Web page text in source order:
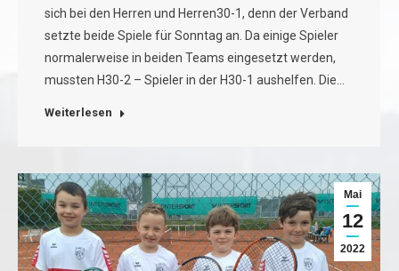
sich bei den Herren und Herren30-1, denn der Verband
setzte beide Spiele für Sonntag an. Da einige Spieler
normalerweise in beiden Teams eingesetzt werden,
mussten H30-2 – Spieler in der H30-1 aushelfen. Die…
Weiterlesen
Mai
12
2022